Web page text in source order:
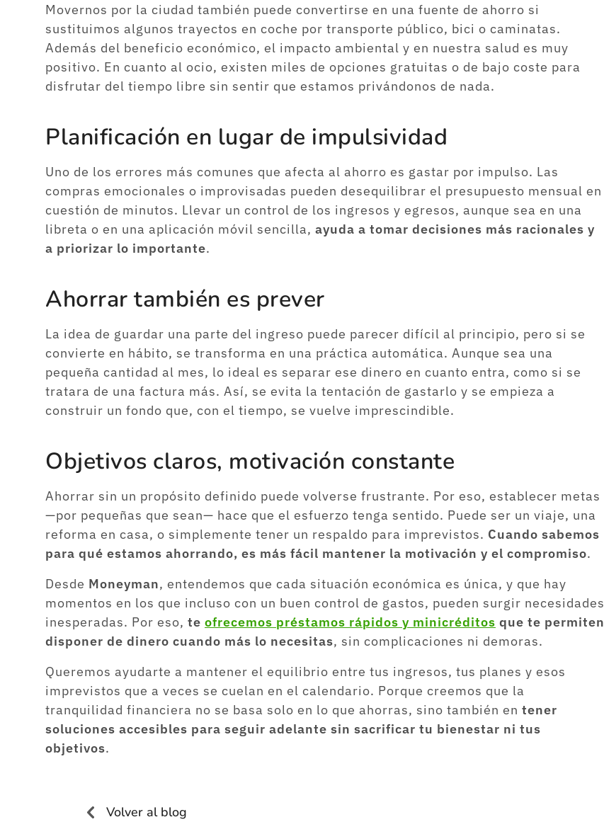
Movernos por la ciudad también puede convertirse en una fuente de ahorro si
sustituimos algunos trayectos en coche por transporte público, bici o caminatas.
Además del beneficio económico, el impacto ambiental y en nuestra salud es muy
positivo. En cuanto al ocio, existen miles de opciones gratuitas o de bajo coste para
disfrutar del tiempo libre sin sentir que estamos privándonos de nada.
Planificación en lugar de impulsividad
Uno de los errores más comunes que afecta al ahorro es gastar por impulso. Las
compras emocionales o improvisadas pueden desequilibrar el presupuesto mensual en
cuestión de minutos. Llevar un control de los ingresos y egresos, aunque sea en una
libreta o en una aplicación móvil sencilla, ayuda a tomar decisiones más racionales y
a priorizar lo importante.
Ahorrar también es prever
La idea de guardar una parte del ingreso puede parecer difícil al principio, pero si se
convierte en hábito, se transforma en una práctica automática. Aunque sea una
pequeña cantidad al mes, lo ideal es separar ese dinero en cuanto entra, como si se
tratara de una factura más. Así, se evita la tentación de gastarlo y se empieza a
construir un fondo que, con el tiempo, se vuelve imprescindible.
Objetivos claros, motivación constante
Ahorrar sin un propósito definido puede volverse frustrante. Por eso, establecer metas
—por pequeñas que sean— hace que el esfuerzo tenga sentido. Puede ser un viaje, una
reforma en casa, o simplemente tener un respaldo para imprevistos. Cuando sabemos
para qué estamos ahorrando, es más fácil mantener la motivación y el compromiso.
Desde Moneyman, entendemos que cada situación económica es única, y que hay
momentos en los que incluso con un buen control de gastos, pueden surgir necesidades
inesperadas. Por eso, te ofrecemos préstamos rápidos y minicréditos que te permiten
disponer de dinero cuando más lo necesitas, sin complicaciones ni demoras.
Queremos ayudarte a mantener el equilibrio entre tus ingresos, tus planes y esos
imprevistos que a veces se cuelan en el calendario. Porque creemos que la
tranquilidad financiera no se basa solo en lo que ahorras, sino también en tener
soluciones accesibles para seguir adelante sin sacrificar tu bienestar ni tus
objetivos.
Volver al blog